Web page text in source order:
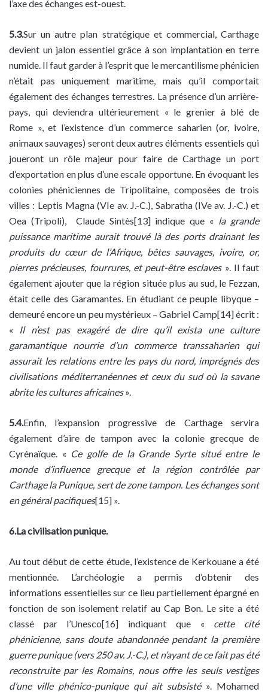
l’axe des échanges est-ouest.
5.3.Sur un autre plan stratégique et commercial, Carthage
devient un jalon essentiel grâce à son implantation en terre
numide. Il faut garder à l’esprit que le mercantilisme phénicien
n’était pas uniquement maritime, mais qu’il comportait
également des échanges terrestres. La présence d’un arrière-
pays, qui deviendra ultérieurement « le grenier à blé de
Rome », et l’existence d’un commerce saharien (or, ivoire,
animaux sauvages) seront deux autres éléments essentiels qui
joueront un rôle majeur pour faire de Carthage un port
d’exportation en plus d’une escale opportune. En évoquant les
colonies phéniciennes de Tripolitaine, composées de trois
villes : Leptis Magna (VIe av. J.-C.), Sabratha (IVe av. J.-C.) et
Oea (Tripoli), Claude Sintès[13] indique que « la grande
puissance maritime aurait trouvé là des ports drainant les
produits du cœur de l’Afrique, bêtes sauvages, ivoire, or,
pierres précieuses, fourrures, et peut-être esclaves». Il faut
également ajouter que la région située plus au sud, le Fezzan,
était celle des Garamantes. En étudiant ce peuple libyque –
demeuré encore un peu mystérieux – Gabriel Camp[14] écrit :
« Il n’est pas exagéré de dire qu’il exista une culture
garamantique nourrie d’un commerce transsaharien qui
assurait les relations entre les pays du nord, imprégnés des
civilisations méditerranéennes et ceux du sud où la savane
abrite les cultures africaines».
5.4.Enfin, l’expansion progressive de Carthage servira
également d’aire de tampon avec la colonie grecque de
Cyrénaïque. « Ce golfe de la Grande Syrte situé entre le
monde d’influence grecque et la région contrôlée par
Carthage la Punique, sert de zone tampon. Les échanges sont
en général pacifiques[15] ».
6.La civilisation punique.
Au tout début de cette étude, l’existence de Kerkouane a été
mentionnée. L’archéologie a permis d’obtenir des
informations essentielles sur ce lieu partiellement épargné en
fonction de son isolement relatif au Cap Bon. Le site a été
classé par l’Unesco[16] indiquant que « cette cité
phénicienne, sans doute abandonnée pendant la première
guerre punique (vers 250 av. J.-C.), et n’ayant de ce fait pas été
reconstruite par les Romains, nous offre les seuls vestiges
d’une ville phénico-punique qui ait subsisté». Mohamed